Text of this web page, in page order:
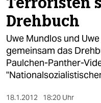
politik
öko
gesellschaft
kultur
sport
Drehbuch
Uwe Mundlos und
gemeinsam das
Paulchen-Panther-
18.1.2012 18:20 Uhr